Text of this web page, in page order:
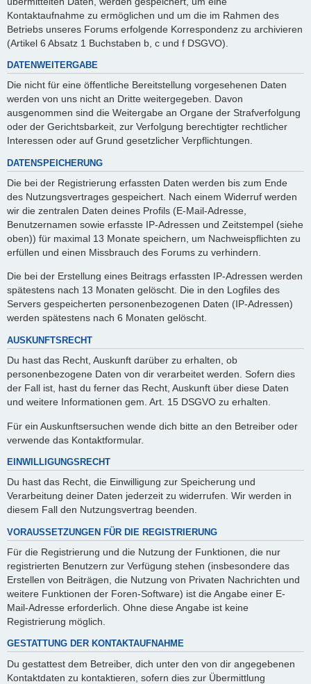
Kontaktaufnahme zu ermöglichen und um die im Rahmen des
Betriebs unseres Forums erfolgende Korrespondenz zu archivieren
(Artikel 6 Absatz 1 Buchstaben b, c und f DSGVO).
DATENWEITERGABE
Die nicht für eine öffentliche Bereitstellung vorgesehenen Daten
werden von uns nicht an Dritte weitergegeben. Davon
ausgenommen sind die Weitergabe an Organe der Strafverfolgung
oder der Gerichtsbarkeit, zur Verfolgung berechtigter rechtlicher
Interessen oder auf Grund gesetzlicher Verpflichtungen.
DATENSPEICHERUNG
Die bei der Registrierung erfassten Daten werden bis zum Ende
des Nutzungsvertrages gespeichert. Nach einem Widerruf werden
wir die zentralen Daten deines Profils (E-Mail-Adresse,
Benutzernamen sowie erfasste IP-Adressen und Zeitstempel (siehe
oben)) für maximal 13 Monate speichern, um Nachweispflichten zu
erfüllen und einen Missbrauch des Forums zu verhindern.
Die bei der Erstellung eines Beitrags erfassten IP-Adressen werden
spätestens nach 13 Monaten gelöscht. Die in den Logfiles des
Servers gespeicherten personenbezogenen Daten (IP-Adressen)
werden spätestens nach 6 Monaten gelöscht.
AUSKUNFTSRECHT
Du hast das Recht, Auskunft darüber zu erhalten, ob
personenbezogene Daten von dir verarbeitet werden. Sofern dies
der Fall ist, hast du ferner das Recht, Auskunft über diese Daten
und weitere Informationen gem. Art. 15 DSGVO zu erhalten.
Für ein Auskunftsersuchen wende dich bitte an den Betreiber oder
verwende das Kontaktformular.
EINWILLIGUNGSRECHT
Du hast das Recht, die Einwilligung zur Speicherung und
Verarbeitung deiner Daten jederzeit zu widerrufen. Wir werden in
diesem Fall den Nutzungsvertrag beenden.
VORAUSSETZUNGEN FÜR DIE REGISTRIERUNG
Für die Registrierung und die Nutzung der Funktionen, die nur
registrierten Benutzern zur Verfügung stehen (insbesondere das
Erstellen von Beiträgen, die Nutzung von Privaten Nachrichten und
weitere Funktionen der Foren-Software) ist die Angabe einer E-
Mail-Adresse erforderlich. Ohne diese Angabe ist keine
Registrierung möglich.
GESTATTUNG DER KONTAKTAUFNAHME
Du gestattest dem Betreiber, dich unter den von dir angegebenen
Kontaktdaten zu kontaktieren, sofern dies zur Übermittlung